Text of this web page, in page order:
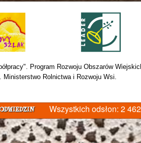
Program Rozwoju Obszarów
Ministerstwo Rolnictwa i Rozwoju Wsi.
Wszystkich odsłon: 2